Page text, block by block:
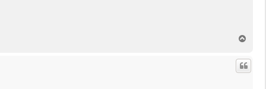
u